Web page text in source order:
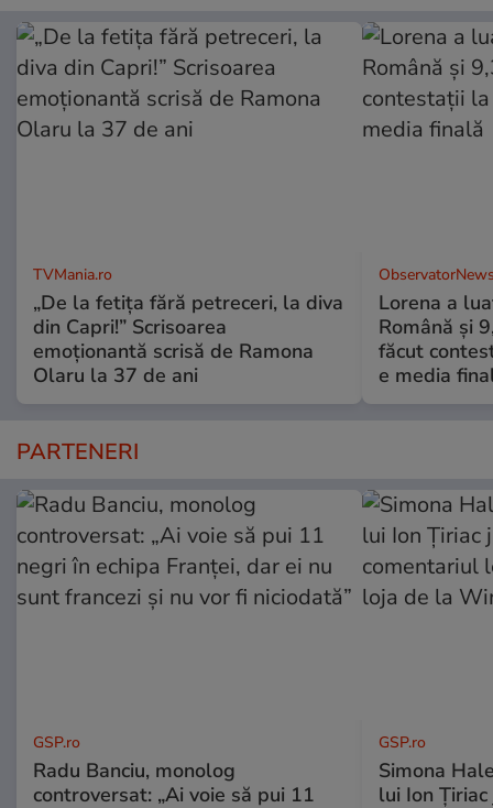
TVMania.ro
„De la fetița fără petreceri, la diva
din Capri!” Scrisoarea
emoționantă scrisă de Ramona
Olaru la 37 de ani
Lorena a
Română şi
făcut
e media
PARTENERI
GSP.ro
Radu Banciu, monolog
controversat: „Ai voie să pui 11
GSP.ro
Simona
lui Ion